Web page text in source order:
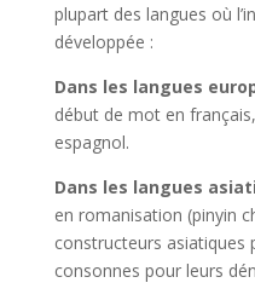
plupart des langues où
développée :
Dans les langues
début de mot en
espagnol.
Dans les langues
en romanisation (pinyin
constructeurs asiatiques
consonnes pour leurs